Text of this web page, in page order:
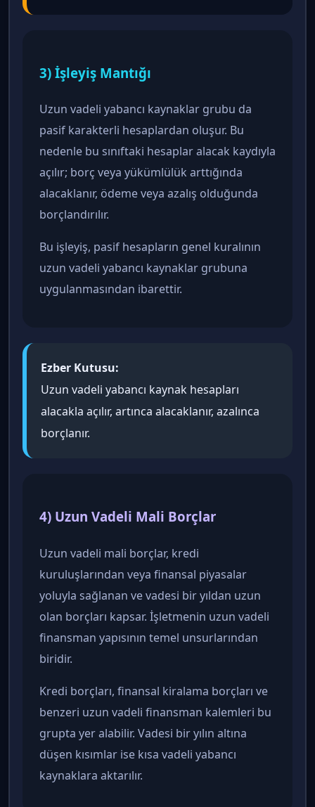
3) İşleyiş Mantığı
Uzun vadeli yabancı kaynaklar grubu da
pasif karakterli hesaplardan oluşur. Bu
nedenle bu sınıftaki hesaplar alacak kaydıyla
açılır; borç veya yükümlülük arttığında
alacaklanır, ödeme veya azalış olduğunda
borçlandırılır.
Bu işleyiş, pasif hesapların genel kuralının
uzun vadeli yabancı kaynaklar grubuna
uygulanmasından ibarettir.
Ezber Kutusu:
Uzun vadeli yabancı kaynak hesapları
alacakla açılır, artınca alacaklanır, azalınca
borçlanır.
4) Uzun Vadeli Mali Borçlar
Uzun vadeli mali borçlar, kredi
kuruluşlarından veya finansal piyasalar
yoluyla sağlanan ve vadesi bir yıldan uzun
olan borçları kapsar. İşletmenin uzun vadeli
finansman yapısının temel unsurlarından
biridir.
Kredi borçları, finansal kiralama borçları ve
benzeri uzun vadeli finansman kalemleri bu
grupta yer alabilir. Vadesi bir yılın altına
düşen kısımlar ise kısa vadeli yabancı
kaynaklara aktarılır.